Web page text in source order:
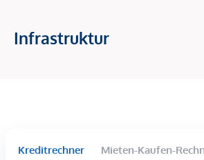
Photovoltaikanlagen am Dach
kontinuierliche Frischluftzufuhr
Infrastruktur
Kreditrechner Mieten-Kaufen-